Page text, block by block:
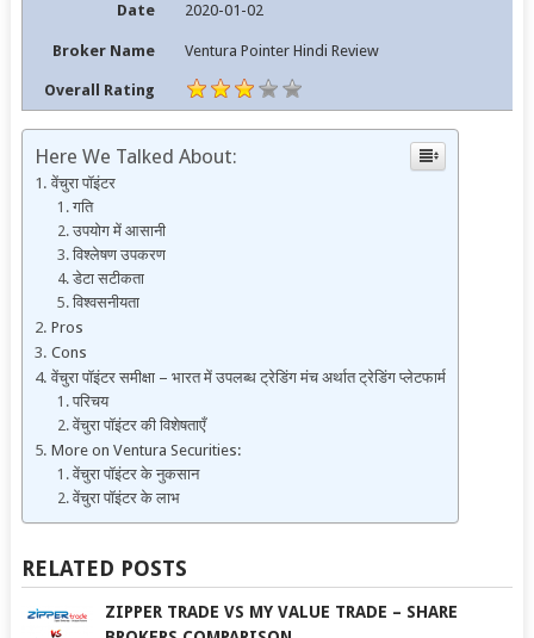
Date 2020-01-02
Broker Name Ventura Pointer Hindi Review
Overall Rating
Here We Talked About:
वेंचुरा पॉइंटर
गति
उपयोग में आसानी
विश्लेषण उपकरण
डेटा सटीकता
विश्वसनीयता
Pros
Cons
वेंचुरा पॉइंटर समीक्षा – भारत में उपलब्ध ट्रेडिंग मंच अर्थात ट्रेडिंग प्लेटफार्म
परिचय
वेंचुरा पॉइंटर की विशेषताएँ
More on Ventura Securities:
वेंचुरा पॉइंटर के नुकसान
वेंचुरा पॉइंटर के लाभ
RELATED POSTS
ZIPPER TRADE VS MY VALUE TRADE – SHARE